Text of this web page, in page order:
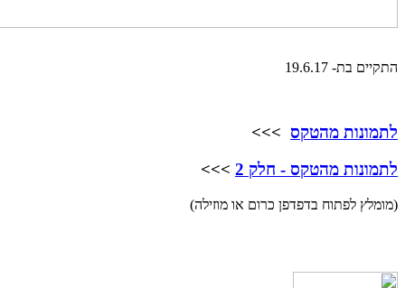
התקיים בת- 19.6.17
לתמונות מהטקס >>>
לתמונות מהטקס - חלק 2
>>>
(מומלץ לפתוח בדפדפן כרום או מוזילה)